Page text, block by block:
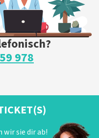
978
wir sie dir ab!